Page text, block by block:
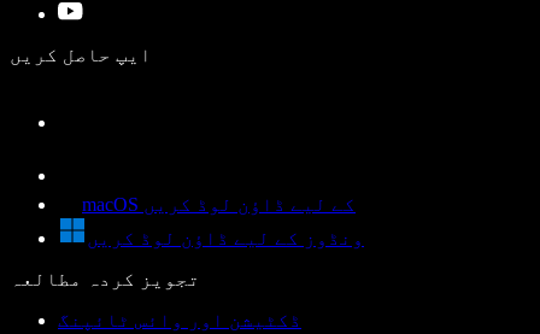
ایپ حاصل کریں
macOS کے لیے ڈاؤن لوڈ کریں
ونڈوز کے لیے ڈاؤن لوڈ کریں
تجویز کردہ مطالعہ
ڈکٹیشن اور وائس ٹائپنگ